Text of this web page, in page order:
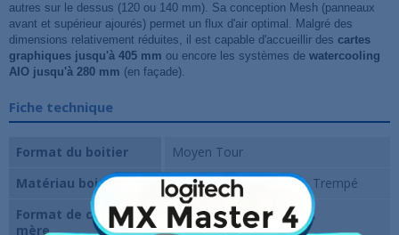
autres sur le dessus (120 ou 140 mm). Sa conception Mesh (panneaux
avant et supérieur ajourés) permet un flux d'air optimal. Malgré des
dimensions relativement réduites, il est capable d'accueillir des cartes
graphiques jusqu'à 405 mm ou encore les systèmes de watercooling
AIO jusqu'à 280 mm (en façade).
Fiche technique
Format du boitier
Moyen Tour
Matériau boitier
Acier, Plastique et Verre Trempé
Format de carte
mère
ATX, Micro ATX, Mini ITX